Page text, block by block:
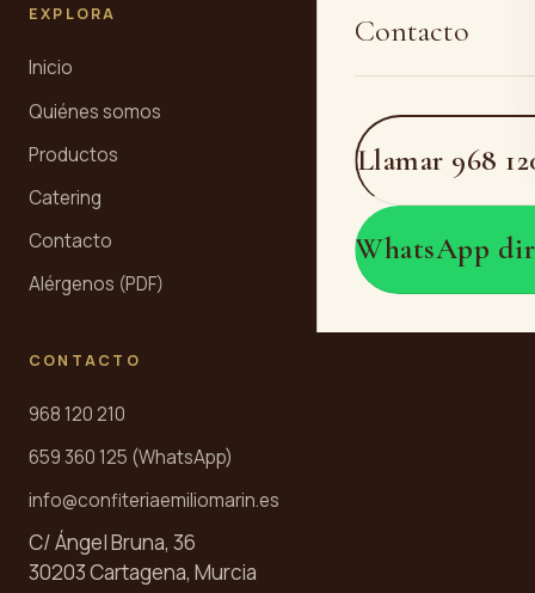
Contacto
Llamar 968
WhatsApp
EXPLORA
Inicio
Quiénes somos
Productos
Catering
Contacto
Alérgenos (PDF)
CONTACTO
968 120 210
659 360 125 (WhatsApp)
info@confiteriaemiliomarin.es
C/ Ángel Bruna, 36
30203 Cartagena, Murcia